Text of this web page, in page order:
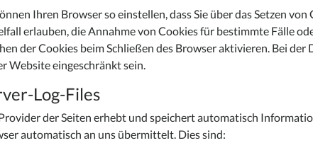
Ihren Browser so einstellen, dass Sie über das Setzen
erlauben, die Annahme von Cookies für bestimmte Fälle
der Cookies beim Schließen des Browser aktivieren. Bei
Website eingeschränkt sein.
Log-Files
der Seiten erhebt und speichert automatisch
automatisch an uns übermittelt. Dies sind: